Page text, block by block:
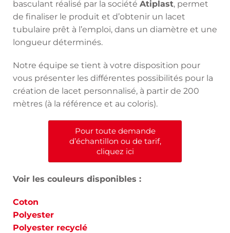
basculant réalisé par la société Atiplast, permet
de finaliser le produit et d’obtenir un lacet
tubulaire prêt à l’emploi, dans un diamètre et une
longueur déterminés.
Notre équipe se tient à votre disposition pour
vous présenter les différentes possibilités pour la
création de lacet personnalisé, à partir de 200
mètres (à la référence et au coloris).
Pour toute demande
d’échantillon ou de tarif,
cliquez ici
Voir les couleurs disponibles :
Coton
Polyester
Polyester recyclé